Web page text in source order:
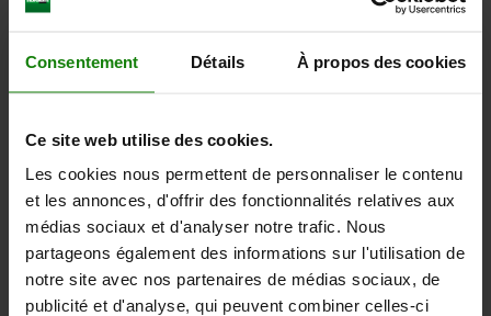
Consentement Détails À propos des cookies
Ce site web utilise des cookies.
Les cookies nous permettent de personnaliser le contenu
et les annonces, d'offrir des fonctionnalités relatives aux
médias sociaux et d'analyser notre trafic. Nous
partageons également des informations sur l'utilisation de
notre site avec nos partenaires de médias sociaux, de
publicité et d'analyse, qui peuvent combiner celles-ci
D=8,1 LARGEUR=50
S1=10
T=7
Référence: 03180-03
122,18 €
hors TVA
hors frais d’envoi
DÉTAILS